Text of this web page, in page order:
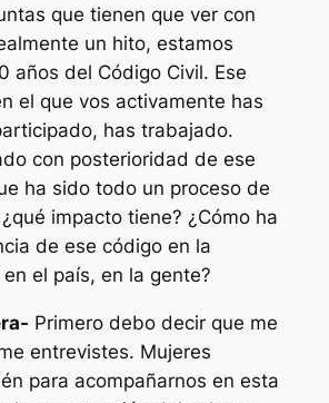
que tienen que ver con
un hito, estamos
años del Código Civil. Ese
el que vos activamente has
has trabajado.
con posterioridad de ese
ha sido todo un proceso de
impacto tiene? ¿Cómo ha
de ese código en la
el país, en la gente?
Primero debo decir que me
entrevistes. Mujeres
para acompañarnos en esta